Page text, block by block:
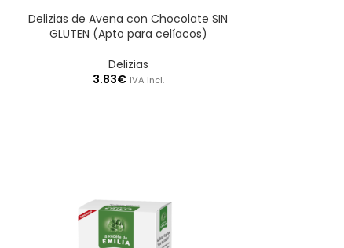
Delizias de Avena con Chocolate SIN
GLUTEN (Apto para celíacos)
Delizias
3.83€ IVA incl.